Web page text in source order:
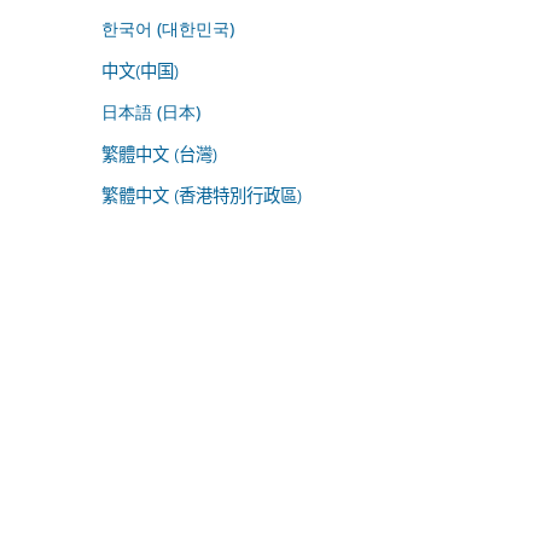
한국어 (대한민국)
中文(中国)
日本語 (日本)
繁體中文 (台灣)
繁體中文 (香港特別行政區)